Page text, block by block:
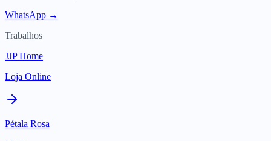
WhatsApp →
Trabalhos
JJP Home
Loja Online
Pétala Rosa